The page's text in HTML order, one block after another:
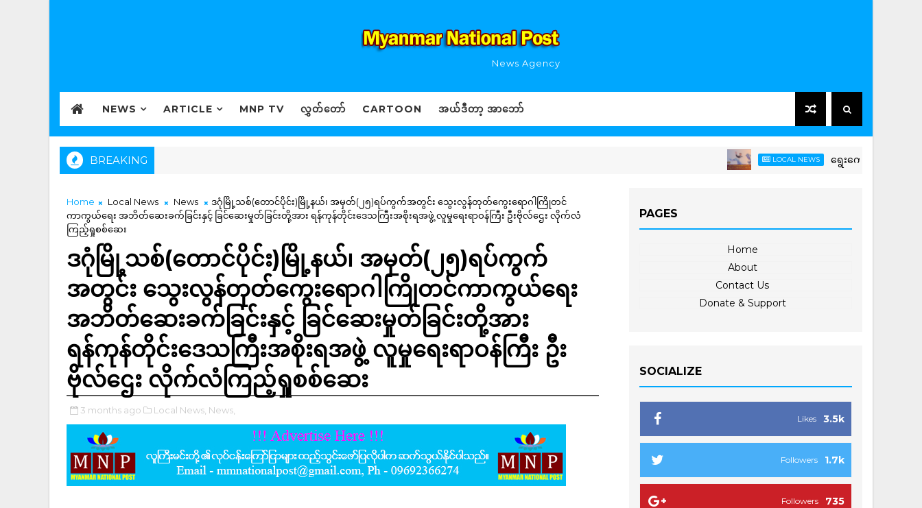
News Agency
NEWS ARTICLE MNP TV လွှတ်တော် CARTOON အယ်ဒီတာ့ အာဘော်
BREAKING LOCAL NEWS ရွေးကောက်ခံအစိုးရသစ်အနေဖြင့်
Home Local News News
ဒဂုံမြို့သစ်(တောင်ပိုင်း)မြို့နယ်၊ အမှတ်(၂၅)ရပ်ကွက်အတွင်း သွေးလွန်တုတ်ကွေးရောဂါကြိုတင်
ကာကွယ်ရေး အဘိတ်ဆေးခက်ခြင်းနှင့် ခြင်ဆေးမှုတ်ခြင်းတို့အား ရန်ကုန်တိုင်းဒေသကြီးအစိုးရအဖွဲ့ လူမှုရေးရာဝန်ကြီး ဦးဗိုလ်ဌေး လိုက်လံ
ကြည့်ရှုစစ်ဆေး
ဒဂုံမြို့သစ်(တောင်ပိုင်း)မြို့နယ်၊ အမှတ်(၂၅)ရပ်ကွက်
အတွင်း သွေးလွန်တုတ်ကွေးရောဂါကြိုတင်ကာကွယ်ရေး
အဘိတ်ဆေးခက်ခြင်းနှင့် ခြင်ဆေးမှုတ်ခြင်းတို့အား
ရန်ကုန်တိုင်းဒေသကြီးအစိုးရအဖွဲ့ လူမှုရေးရာဝန်ကြီး ဦး
ဗိုလ်ဌေး လိုက်လံကြည့်ရှုစစ်ဆေး
3 months ago Local News, News,
PAGES
Home
About
Contact Us
Donate & Support
SOCIALIZE
3.5k
Likes
1.7k
Followers
735
Followers